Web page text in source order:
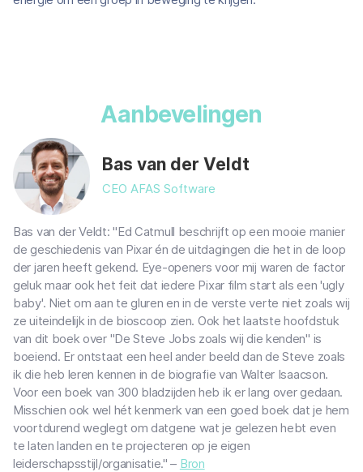
Aanbevelingen
Bas van der Veldt
CEO AFAS Software
Bas van der Veldt: "Ed Catmull beschrijft op een mooie manier
de geschiedenis van Pixar én de uitdagingen die het in de loop
der jaren heeft gekend. Eye-openers voor mij waren de factor
geluk maar ook het feit dat iedere Pixar film start als een 'ugly
baby'. Niet om aan te gluren en in de verste verte niet zoals wij
ze uiteindelijk in de bioscoop zien. Ook het laatste hoofdstuk
van dit boek over "De Steve Jobs zoals wij die kenden" is
boeiend. Er ontstaat een heel ander beeld dan de Steve zoals
ik die heb leren kennen in de biografie van Walter Isaacson.
Voor een boek van 300 bladzijden heb ik er lang over gedaan.
Misschien ook wel hét kenmerk van een goed boek dat je hem
voortdurend weglegt om datgene wat je gelezen hebt even
te laten landen en te projecteren op je eigen
leiderschapsstijl/organisatie." – Bron